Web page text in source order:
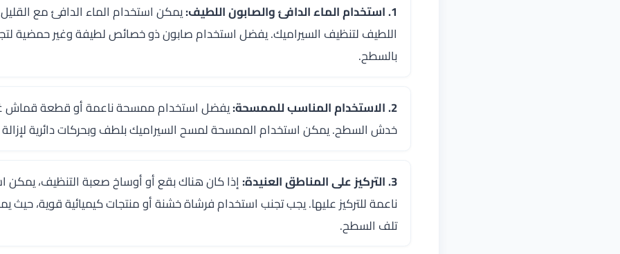
1. استخدام الماء الدافئ والصابون اللطيف:
يمكن استخدام الماء الدافئ مع
اللطيف لتنظيف السيراميك. يفضل استخدام صابون ذو خصائص لطيفة وغير حمضية
بالسطح.
2. الاستخدام المناسب للممسحة:
يفضل استخدام ممسحة ناعمة أو قطعة قماش
خدش السطح. يمكن استخدام الممسحة لمسح السيراميك بلطف وبحركات دائرية لإزالة
3. التركيز على المناطق العنيدة:
إذا كان هناك بقع أو أوساخ صعبة التنظيف، يمكن
ناعمة للتركيز عليها. يجب تجنب استخدام فرشاة خشنة أو منتجات كيميائية قوية،
تلف السطح.